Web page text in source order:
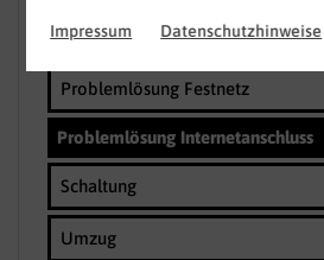
Liefern
Problemlösung Festnetz
Problemlösung Internetanschluss
Schaltung
Umzug
Impressum Datenschutzhinweise